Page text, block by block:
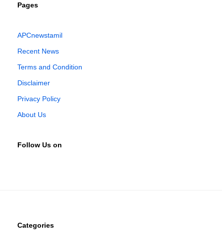
Pages
APCnewstamil
Recent News
Terms and Condition
Disclaimer
Privacy Policy
About Us
Follow Us on
Categories